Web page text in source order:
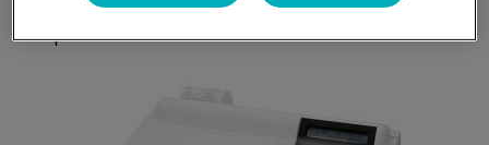
galkleurstof bilirubine kan wijzen op een
leverprobleem.